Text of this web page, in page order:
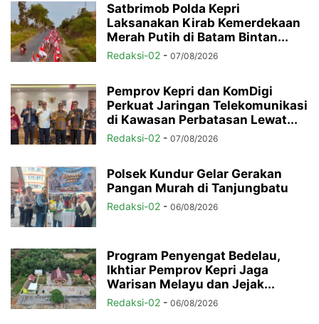
Satbrimob Polda Kepri
Laksanakan Kirab Kemerdekaan
Merah Putih di Batam Bintan...
Redaksi-02 - 07/08/2026
Pemprov Kepri dan KomDigi
Perkuat Jaringan Telekomunikasi
di Kawasan Perbatasan Lewat...
Redaksi-02 - 07/08/2026
Polsek Kundur Gelar Gerakan
Pangan Murah di Tanjungbatu
Redaksi-02 - 06/08/2026
Program Penyengat Bedelau,
Ikhtiar Pemprov Kepri Jaga
Warisan Melayu dan Jejak...
Redaksi-02 - 06/08/2026